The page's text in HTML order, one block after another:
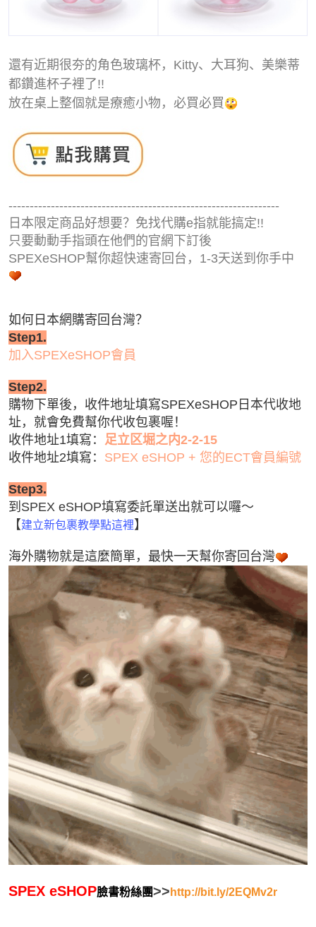
還有近期很夯的角色玻璃杯，Kitty、大耳狗、美樂蒂
都鑽進杯子裡了!!
放在桌上整個就是療癒小物，必買必買
----------------------------------------------------------------
日本限定商品好想要？免找代購e指就能搞定!!
只要動動手指頭在他們的官網下訂後
SPEXeSHOP幫你超快速寄回台，1-3天送到你手中
如何日本網購寄回台灣？
Step1.
加入SPEXeSHOP會員
Step2.
購物下單後，收件地址填寫SPEXeSHOP日本代收地
址，就會免費幫你代收包裹喔！
收件地址1填寫： 足立区堀之内2-2-15
收件地址2填寫： SPEX eSHOP + 您的ECT會員編號
Step3.
到 SPEX eSHOP填寫委託單送出就可以囉～
【建立新包裹教學點這裡】
海外購物就是這麼簡單，最快一天幫你寄回台灣
SPEX eSHOP臉書粉絲團>> http://bit.ly/2EQMv2r